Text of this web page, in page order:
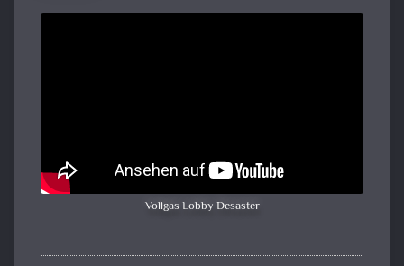
Vollgas Lobby Desaster